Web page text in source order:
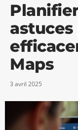
Maps
3 avril 2025